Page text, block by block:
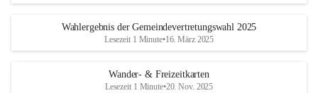
Wahlergebnis der Gemeindevertretungswahl 2025
Lesezeit 1 Minute•16. März 2025
Wander- & Freizeitkarten
Lesezeit 1 Minute•20. Nov. 2025